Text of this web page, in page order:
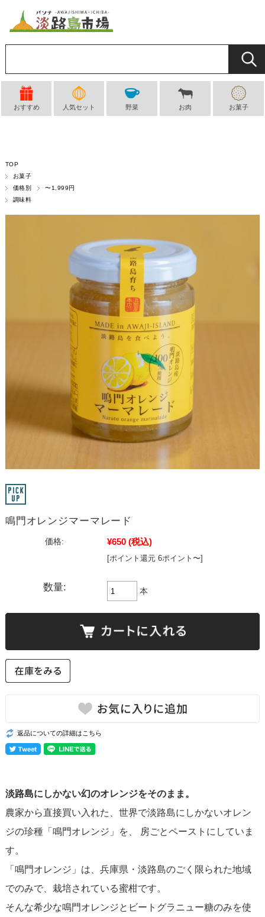
おすすめ 人気セット 野菜 お肉 お菓子
TOP
お菓子
価格別
〜1,999円
調味料
鳴門オレンジマーマレード
価格: ¥650 (税込)
[ポイント還元 6ポイント〜]
数量: 本
返品についての詳細はこちら
淡路島にしかない幻のオレンジをそのまま。
農家から直接買い入れた、世界で淡路島にしかないオレン
ジの珍種「鳴門オレンジ」を、 房ごとペーストにしていま
す。
「鳴門オレンジ」は、兵庫県・淡路島のごく限られた地域
でのみで、栽培されている蜜柑です。
そんな希少な鳴門オレンジとビートグラニュー糖のみを使